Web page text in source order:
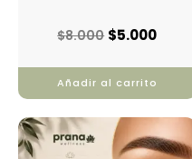
$8.000 $5.000
Añadir al carrito